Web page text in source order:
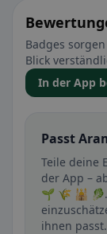
Badges
Blick
In der App
Passt
Teile deine
der App –
🌱 🌾 🕌
ihnen passt.